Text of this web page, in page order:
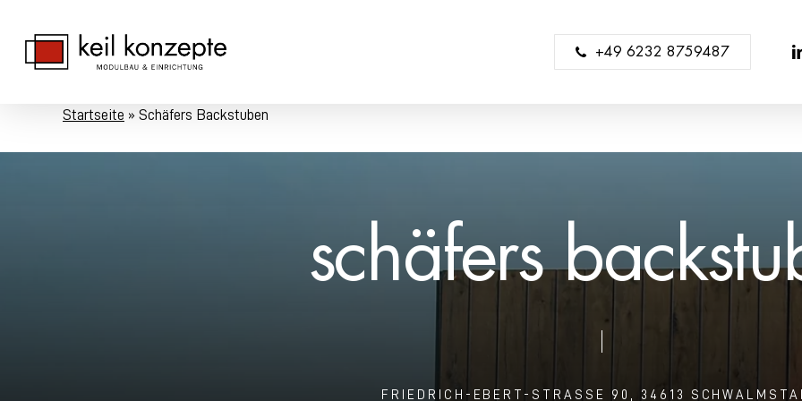
+49 6232 8759487
Startseite » Schäfers Backstuben
schäfers backstu
FRIEDRICH-EBERT-STRASSE 90, 34613